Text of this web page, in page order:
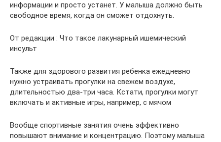
информации и просто устанет. У малыша должно быть
свободное время, когда он сможет отдохнуть.
От редакции : Что такое лакунарный ишемический
инсульт
Также для здорового развития ребенка ежедневно
нужно устраивать прогулки на свежем воздухе,
длительностью два-три часа. Кстати, прогулки могут
включать и активные игры, например, с мячом
Вообще спортивные занятия очень эффективно
повышают внимание и концентрацию. Поэтому малыша